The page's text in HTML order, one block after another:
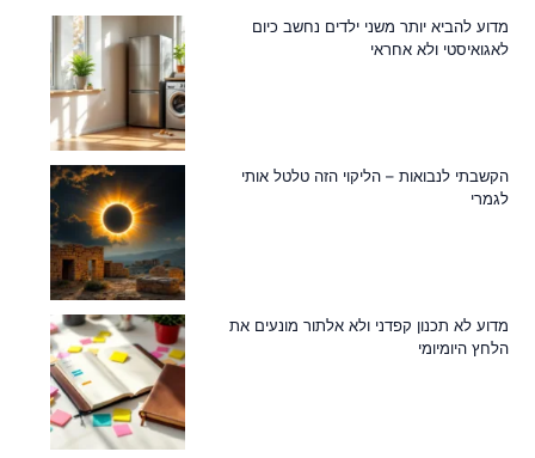
מדוע להביא יותר משני ילדים נחשב כיום
לאגואיסטי ולא אחראי
הקשבתי לנבואות – הליקוי הזה טלטל אותי
לגמרי
מדוע לא תכנון קפדני ולא אלתור מונעים את
הלחץ היומיומי